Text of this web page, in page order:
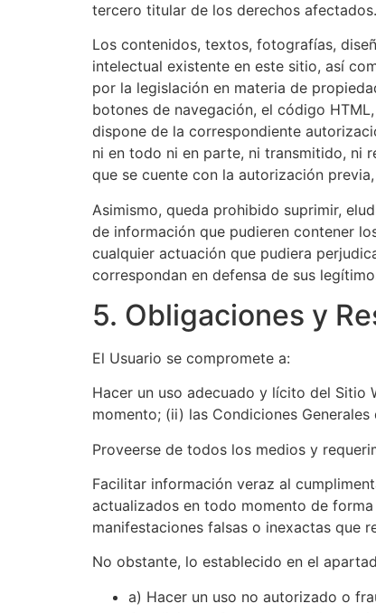
tercero titular de los derechos afectados.
Los contenidos, textos, fotografías,
intelectual existente en este sitio, así
por la legislación en materia de
botones de navegación, el código
dispone de la correspondiente
ni en todo ni en parte, ni transmitido, ni
que se cuente con la autorización
Asimismo, queda prohibido suprimir,
de información que pudieren contener
cualquier actuación que pudiera
correspondan en defensa de sus
5. Obligaciones y
El Usuario se compromete a:
Hacer un uso adecuado y lícito del Sitio
momento; (ii) las Condiciones
Proveerse de todos los medios y
Facilitar información veraz al
actualizados en todo momento de
manifestaciones falsas o inexactas que
No obstante, lo establecido en el
a) Hacer un uso no autorizado o